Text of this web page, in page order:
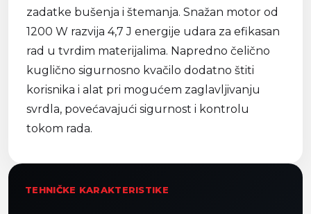
zadatke bušenja i štemanja. Snažan motor od
1200 W razvija 4,7 J energije udara za efikasan
rad u tvrdim materijalima. Napredno čelično
kuglično sigurnosno kvačilo dodatno štiti
korisnika i alat pri mogućem zaglavljivanju
svrdla, povećavajući sigurnost i kontrolu
tokom rada.
TEHNIČKE KARAKTERISTIKE